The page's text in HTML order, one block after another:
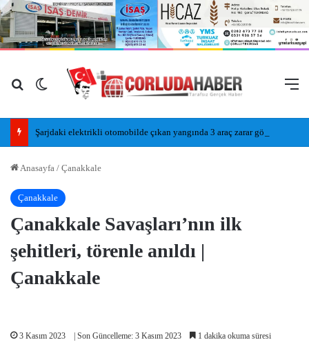
Arama yap ...
Dış görünümü değiştir
Şarjdaki elektrikli otomobilde çıkan yangında 3 araç zarar gördü
Anasayfa / Çanakkale
Çanakkale
Çanakkale Savaşları’nın ilk
şehitleri, törenle anıldı |
Çanakkale
3 Kasım 2023 | Son Güncelleme: 3 Kasım 2023 1 dakika okuma süresi